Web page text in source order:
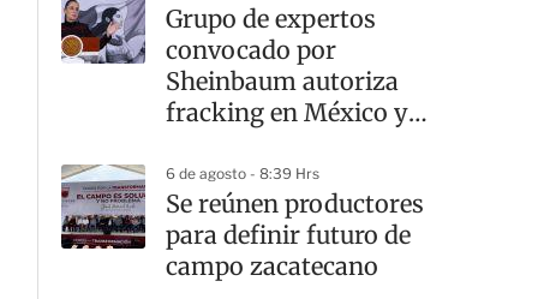
Grupo de expertos
convocado por
Sheinbaum autoriza
fracking en México y
recomendaciones
6 de agosto - 8:39 Hrs
Se reúnen productores
para definir futuro de
campo zacatecano